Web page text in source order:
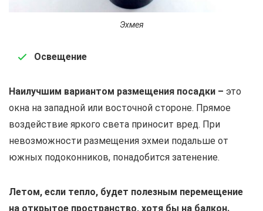
Эхмея
Освещение
Наилучшим вариантом размещения посадки – это
окна на западной или восточной стороне. Прямое
воздействие яркого света приносит вред. При
невозможности размещения эхмеи подальше от
южных подоконников, понадобится затенение.
Летом, если тепло, будет полезным перемещение
на открытое пространство, хотя бы на балкон.